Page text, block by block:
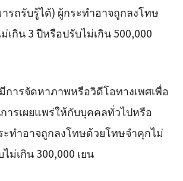
รถรับรู้ได้) ผู้กระทำอาจถูกลงโทษ
เกิน 3 ปีหรือปรับไม่เกิน 500,000
ารจัดหาภาพหรือวิดีโอทางเพศเพื่อ
ารเผยแพร่ให้กับบุคคลทั่วไปหรือ
ะทำอาจถูกลงโทษด้วยโทษจำคุกไม่
ม่เกิน 300,000 เยน